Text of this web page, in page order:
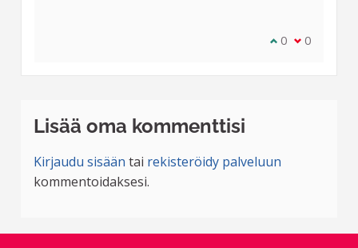
Olen samaa
0 Olen eri
0
Lisää oma kommenttisi
Kirjaudu sisään tai rekisteröidy palveluun
kommentoidaksesi.